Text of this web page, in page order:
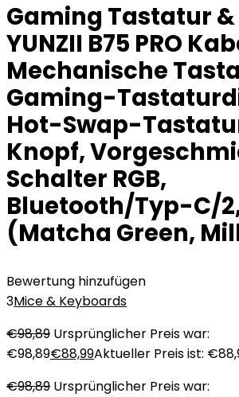
Gaming Tastatur &
YUNZII B75 PRO
Mechanische
Gaming-
Hot-Swap-
Knopf,
Schalter RGB,
Bluetooth/Typ-C/
(Matcha Green,
Bewertung hinzufügen
3Mice & Keyboards
€98,89 Ursprünglicher Preis war:
€98,89€88,99Aktueller Preis ist:
€98,89 Ursprünglicher Preis war: